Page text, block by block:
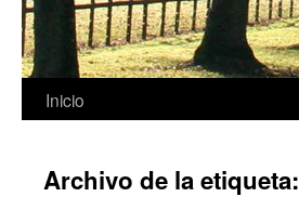
Saltar
contenido
Inicio
Archivo de la etiqueta: